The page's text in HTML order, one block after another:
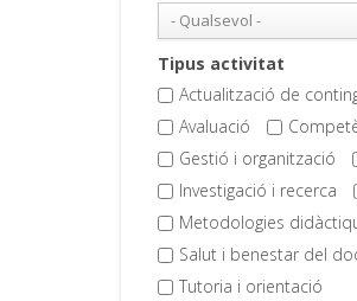
Tipus activitat
Actualització de
Avaluació
Gestió i organització
Investigació i recerca
Metodologies
Salut i benestar del
Tutoria i orientació